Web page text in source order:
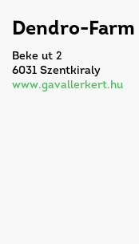
Dendro-
Beke ut 2
6031 Szentkiraly
www.gavallerkert.hu